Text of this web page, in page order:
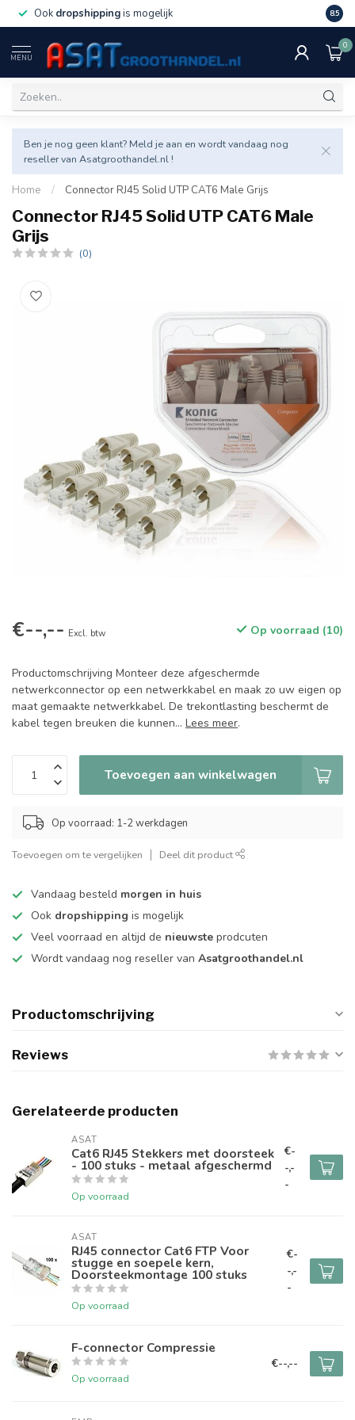
Ook dropshippingis mogelijk Veel
8.5
MENU
0
Ben je nog geen klant? Meld je aan en wordt vandaag nog
reseller van Asatgroothandel.nl !
Home / Connector RJ45 Solid UTP CAT6 Male Grijs
Connector RJ45 Solid UTP CAT6 Male
Grijs
(0)
€--,-- Excl. btw Op voorraad (10)
Productomschrijving Monteer deze afgeschermde
netwerkconnector op een netwerkkabel en maak zo uw eigen op
maat gemaakte netwerkkabel. De trekontlasting beschermt de
kabel tegen breuken die kunnen... Lees meer.
Toevoegen aan winkelwagen
Op voorraad: 1-2 werkdagen
Toevoegen om te vergelijken Deel dit product
Vandaag besteld morgen in huis
Ook dropshipping is mogelijk
Veel voorraad en altijd de nieuwste prodcuten
Wordt vandaag nog reseller van Asatgroothandel.nl
Productomschrijving
Reviews
Gerelateerde producten
ASAT
Cat6 RJ45 Stekkers met doorsteek
- 100 stuks - metaal afgeschermd
Op voorraad
€-
-,-
-
ASAT
RJ45 connector Cat6 FTP Voor
stugge en soepele kern,
Doorsteekmontage 100 stuks
Op voorraad
€-
-,-
-
F-connector Compressie
Op voorraad
€--,--